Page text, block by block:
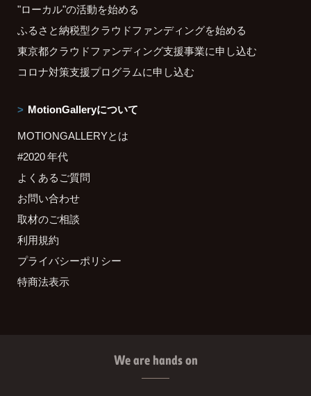
"ローカル"の活動を始める
ふるさと納税型クラウドファンディングを始める
東京都クラウドファンディング支援事業に申し込む
コロナ対策支援プログラムに申し込む
MotionGalleryについて
MOTIONGALLERYとは
#2020 年代
よくあるご質問
お問い合わせ
取材のご相談
利用規約
プライバシーポリシー
特商法表示
We are hands on